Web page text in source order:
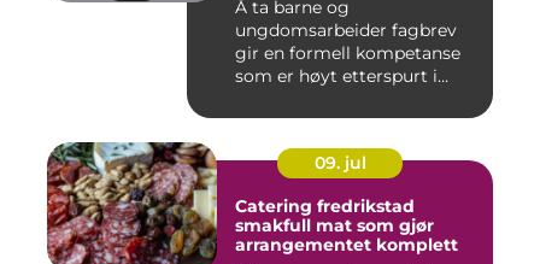
Å ta barne og
ungdomsarbeider fagbrev
gir en formell kompetanse
som er høyt etterspurt i
09. jul
Catering fredrikstad
smakfull mat som gjør
arrangementet komplett